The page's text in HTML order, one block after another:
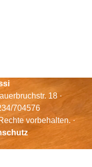
18 ·
704576
vorbehalten. ·